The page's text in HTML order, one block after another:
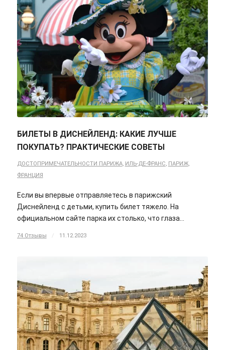
БИЛЕТЫ В ДИСНЕЙЛЕНД: КАКИЕ ЛУЧШЕ
ПОКУПАТЬ? ПРАКТИЧЕСКИЕ СОВЕТЫ
ДОСТОПРИМЕЧАТЕЛЬНОСТИ ПАРИЖА, ИЛЬ-ДЕ-ФРАНС, ПАРИЖ,
ФРАНЦИЯ
Если вы впервые отправляетесь в парижский
Диснейленд с детьми, купить билет тяжело. На
официальном сайте парка их столько, что глаза…
74 Отзывы / 11.12.2023